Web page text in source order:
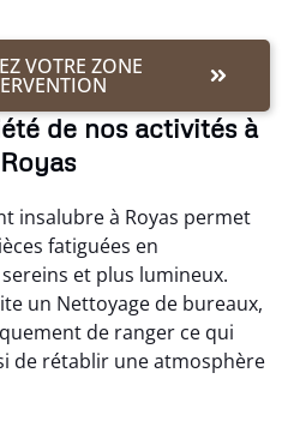
VOTRE ZONE
de nos activités à
Royas
insalubre à Royas permet
fatiguées en
et plus lumineux.
un Nettoyage de bureaux,
de ranger ce qui
de rétablir une atmosphère